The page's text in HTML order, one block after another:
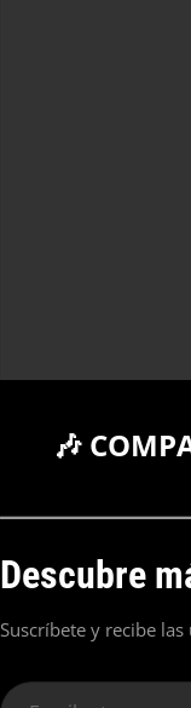
🎶
Descubre
Suscríbete y recibe
Escribe